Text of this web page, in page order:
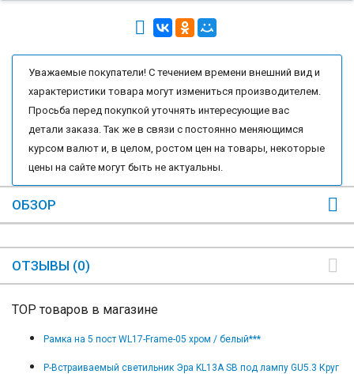
Уважаемые покупатели! С течением времени внешний вид и
характеристики товара могут измениться производителем.
Просьба перед покупкой уточнять интересующие вас
детали заказа. Так же в связи с постоянно меняющимся
курсом валют и, в целом, ростом цен на товары, некоторые
цены на сайте могут быть не актуальны.
ОБЗОР
ОТЗЫВЫ (0)
TOP товаров в магазине
Рамка на 5 пост WL17-Frame-05 хром / белый***
Р-Встраиваемый светильник Эра KL13A SB под лампу GU5.3 Круг